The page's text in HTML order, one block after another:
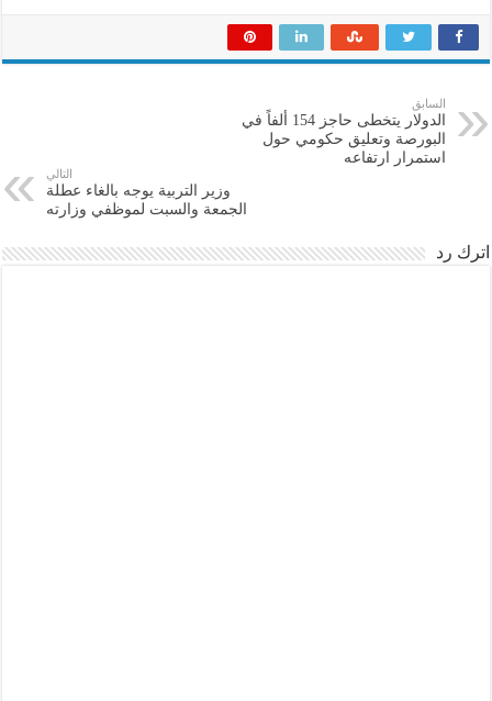
السابق
الدولار يتخطى حاجز 154 ألفاً في
البورصة وتعليق حكومي حول
استمرار ارتفاعه
التالي
وزير التربية يوجه بالغاء عطلة
الجمعة والسبت لموظفي وزارته
اترك رد